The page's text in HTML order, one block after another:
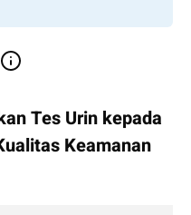
Tes Urin kepada
Keamanan